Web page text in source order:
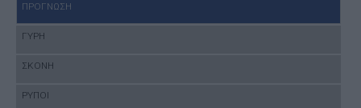
ΠΡΟΓΝΩΣΗ
ΓΥΡΗ
ΣΚΟΝΗ
ΡΥΠΟΙ